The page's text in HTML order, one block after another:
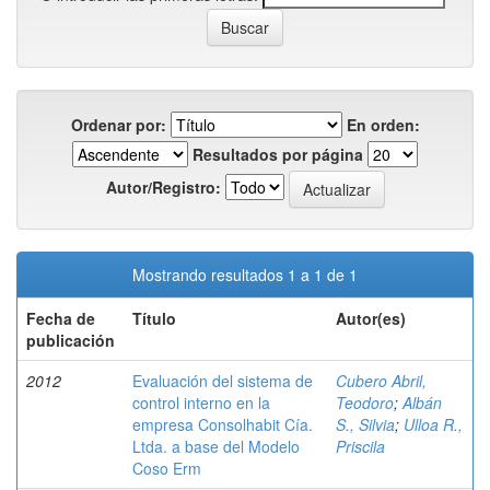
Ordenar por:
En orden:
Resultados por página
Autor/Registro:
Mostrando resultados 1 a 1 de 1
Fecha de
publicación
Título Autor(es)
2012
Evaluación del sistema de
control interno en la
empresa Consolhabit Cía.
Ltda. a base del Modelo
Coso Erm
Cubero Abril,
Teodoro;Albán
S., Silvia; Ulloa R.,
Priscila